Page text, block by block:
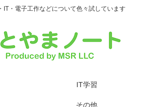
IT・電子工作などについて色々試しています
IT学習
その他